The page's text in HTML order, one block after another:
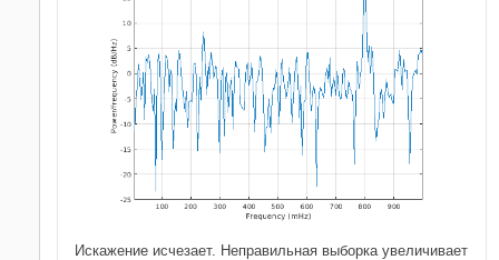
Искажение исчезает. Неправильная выборка увеличивает